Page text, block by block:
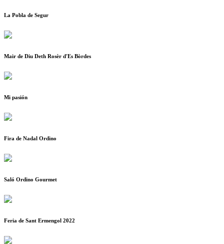
La Pobla de Segur
Mair de Diu Deth Rosèr d'Es Bòrdes
Mi pasión
Fira de Nadal Ordino
Saló Ordino Gourmet
Feria de Sant Ermengol 2022